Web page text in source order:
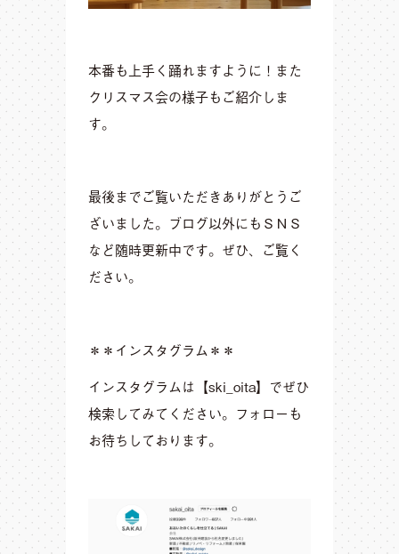
本番も上手く踊れますように！また
クリスマス会の様子もご紹介しま
す。
最後までご覧いただきありがとうご
ざいました。ブログ以外にもＳＮＳ
など随時更新中です。ぜひ、ご覧く
ださい。
＊＊インスタグラム＊＊
インスタグラムは【ski_oita】でぜひ
検索してみてください。フォローも
お待ちしております。